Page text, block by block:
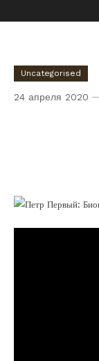
Uncategorised
24 апреля 2020